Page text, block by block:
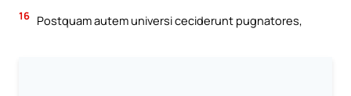
16 Postquam autem universi ceciderunt pugnatores,